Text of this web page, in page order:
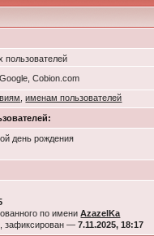
пользователей
Cobion.com
,именам пользователей
день рождения
по имениAzazelKa
, зафиксирован —7.11.2025, 18:17